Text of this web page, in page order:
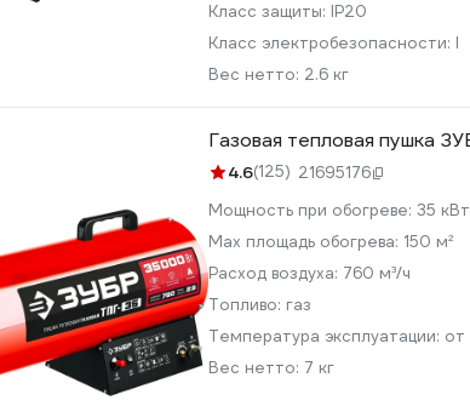
Класс защиты: IP20
Класс электробезопасности: I
Вес нетто: 2.6 кг
Газовая тепловая пушка
4.6(125) 21695176
Мощность при обогреве: 35 кВт
Max площадь обогрева: 150 м²
Расход воздуха: 760 м³/ч
Топливо: газ
Температура эксплуатации: от
Вес нетто: 7 кг